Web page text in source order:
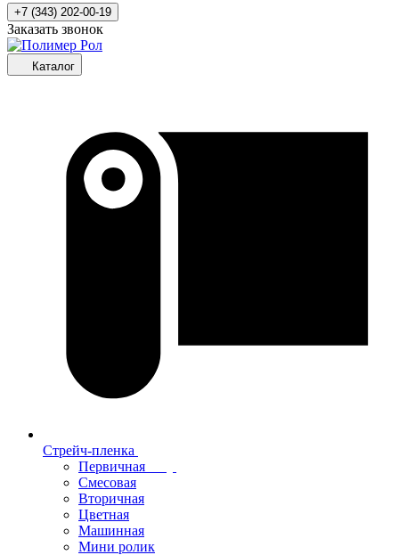
+7 (343) 202-00-19
Заказать звонок
Каталог
Стрейч-пленка
Первичная
Смесовая
Вторичная
Цветная
Машинная
Мини ролик